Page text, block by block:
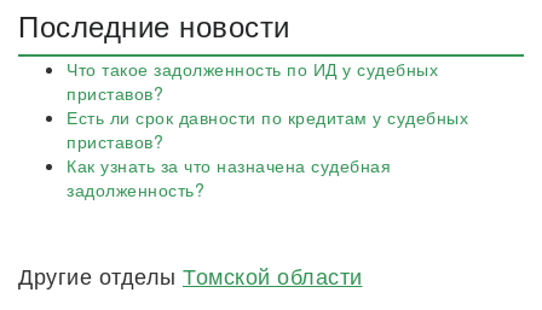
Последние новости
Что такое задолженность по ИД у судебных
приставов?
Есть ли срок давности по кредитам у судебных
приставов?
Как узнать за что назначена судебная
задолженность?
Другие отделы Томской области